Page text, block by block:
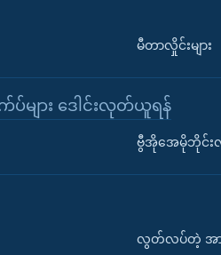
မီတာလှိုင်းများ
ျား ဒေါင်းလုတ်ယူရန်
ဗွီအိုအေမိုဘိုင်း
လွတ်လပ်တဲ့ အာ